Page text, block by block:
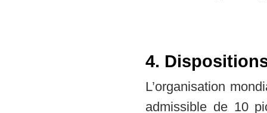
4.
L’organisation
admissible de 10